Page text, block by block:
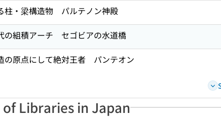
・梁構造物 パルテノン神殿
組積アーチ セゴビアの水道橋
原点にして絶対王者 パンテオン
Libraries in Japan